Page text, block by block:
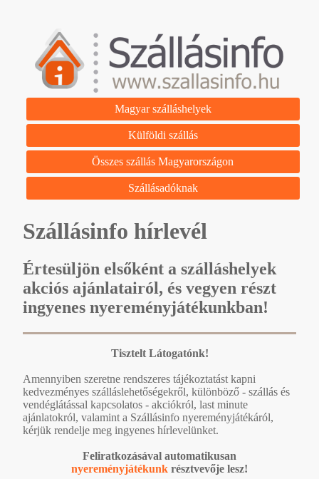
Magyar szálláshelyek
Külföldi szállás
Összes szállás Magyarországon
Szállásadóknak
Szállásinfo hírlevél
Értesüljön elsőként a szálláshelyek
akciós ajánlatairól, és vegyen részt
ingyenes nyereményjátékunkban!
Tisztelt Látogatónk!
Amennyiben szeretne rendszeres tájékoztatást kapni
kedvezményes szálláslehetőségekről, különböző - szállás és
vendéglátással kapcsolatos - akciókról, last minute
ajánlatokról, valamint a Szállásinfo nyereményjátékáról,
kérjük rendelje meg ingyenes hírlevelünket.
Feliratkozásával automatikusan
nyereményjátékunk résztvevője lesz!